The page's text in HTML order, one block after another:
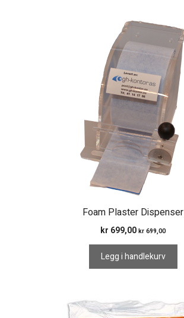
Foam Plaster Dispenser
kr 699,00 kr 699,00
Legg i handlekurv